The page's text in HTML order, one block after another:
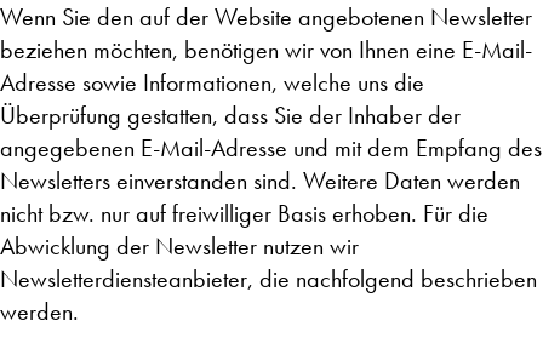
Wenn Sie den auf der Website angebotenen Newsletter
beziehen möchten, benötigen wir von Ihnen eine E-Mail-
Adresse sowie Informationen, welche uns die
Überprüfung gestatten, dass Sie der Inhaber der
angegebenen E-Mail-Adresse und mit dem Empfang des
Newsletters einverstanden sind. Weitere Daten werden
nicht bzw. nur auf freiwilliger Basis erhoben. Für die
Abwicklung der Newsletter nutzen wir
Newsletterdiensteanbieter, die nachfolgend beschrieben
werden.